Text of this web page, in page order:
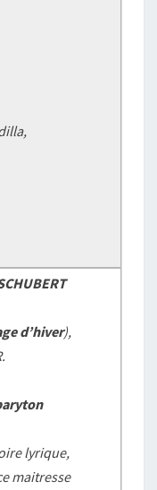
d’hiver),
lyrique,
maitresse